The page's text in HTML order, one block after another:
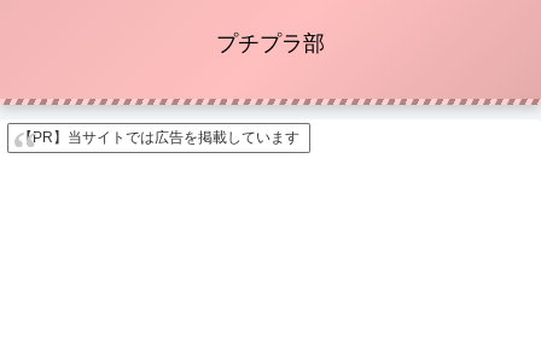
プチプラ部
【PR】当サイトでは広告を掲載しています